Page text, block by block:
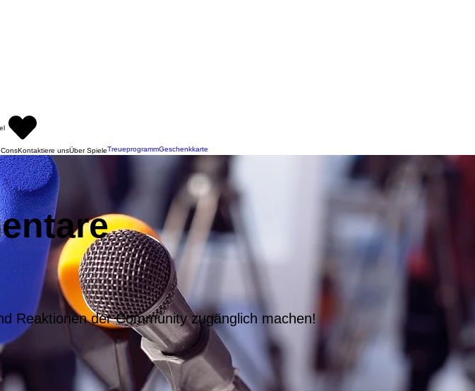
Kontaktiere unsÜber SpieleTreueprogrammGeschenkkarte
Reaktionen der Community zugänglich machen!